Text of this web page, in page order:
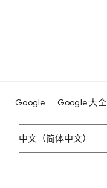
Google Google 大全
中文（简体中文）